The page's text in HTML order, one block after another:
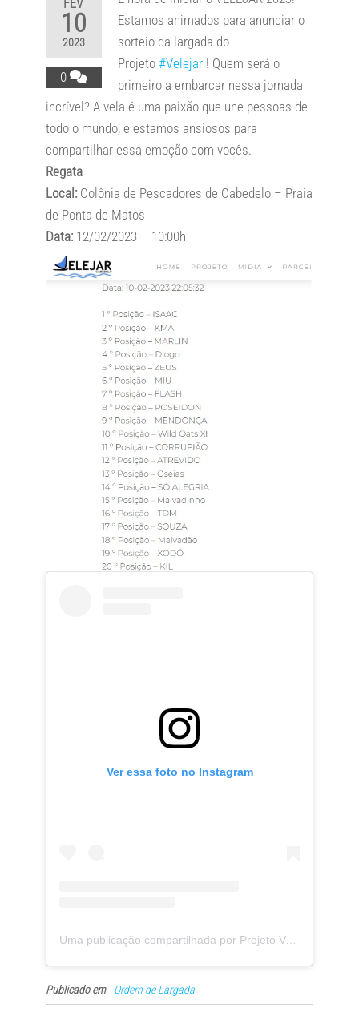
FEV
10
2023
0
Estamos animados para anunciar o
sorteio da largada do
Projeto #Velejar! Quem será o
primeiro a embarcar nessa jornada
incrível? A vela é uma paixão que une pessoas de
todo o mundo, e estamos ansiosos para
compartilhar essa emoção com vocês.
Regata
Local: Colônia de Pescadores de Cabedelo – Praia
de Ponta de Matos
Data:12/02/2023 – 10:00h
Ver essa foto no Instagram
Uma publicação compartilhada por Projeto Velejar (@velejarorg)
Publicado em Ordem de Largada